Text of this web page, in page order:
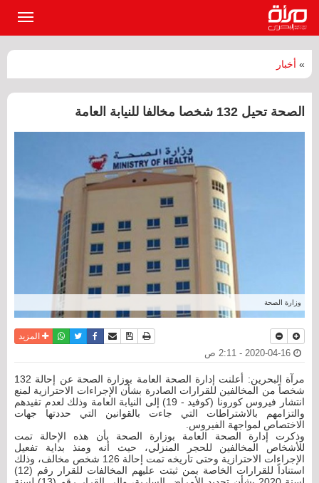
» أخبار
الصحة تحيل 132 شخصا مخالفا للنيابة العامة
وزارة الصحة
نسخة للطباعة
حفظ الموضوع
أرسل الى صديق
فيسبوكتويترواتسابالمزيد
مرآة البحرين: أعلنت إدارة الصحة العامة بوزارة الصحة عن إحالة 132
شخصاً من المخالفين للقرارات الصادرة بشأن الإجراءات الاحترازية لمنع
انتشار فيروس كورونا (كوفيد - 19) إلى النيابة العامة وذلك لعدم تقيدهم
والتزامهم بالاشتراطات التي جاءت بالقوانين التي حددتها جهات
الاختصاص لمواجهة الفيروس.
وذكرت إدارة الصحة العامة بوزارة الصحة بأن هذه الإحالة تمت
للأشخاص المخالفين للحجر المنزلي، حيث أنه ومنذ بداية تفعيل
الإجراءات الاحترازية وحتى تاريخه تمت إحالة 126 شخص مخالف، وذلك
استناداً للقرارات الخاصة بمن ثبتت عليهم المخالفات للقرار رقم (12)